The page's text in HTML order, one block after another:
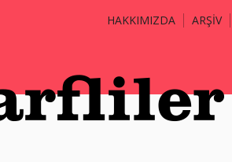
HAKKIMIZDA ARŞİV